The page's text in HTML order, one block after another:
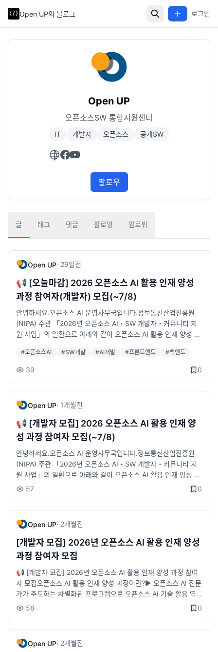
Open UP의 블로그 로그인
Open UP
오픈소스SW 통합지원센터
IT 개발자 오픈소스 공개SW
팔로우
글 태그 댓글 팔로잉 팔로워
Open UP· 29일전
📢 [오늘마감] 2026 오픈소스 AI 활용 인재 양성
과정 참여자(개발자) 모집(~7/8)
안녕하세요.오픈소스 AI 운영사무국입니다.정보통신산업진흥원
(NIPA) 주관 「2026년 오픈소스 AI・SW 개발자・커뮤니티 지
원 사업」의 일환으로 아래와 같이 오픈소스 AI 활용 인재 양성 과
오픈소스 AI 활용 인재 양성 과정이란?▶ 오픈소스 AI 전문가 주도
멘토링&amp;코드리뷰를 통해 경량LLM, Hermes, AI Agent 등
기간 : ~ 2026년 7월 8일(수)까지✨ 지원자격- 지원자격 : 현재
AI·SW 기업에 재직 중인 개발자(프리랜서 포함 / 경력이 있는 휴
직 중인 개발자 가능)🎁 사업 참여 혜택✔️ 교육비 무료✔️ AI 개발
도구 및 API 토큰 활용비 최대 20만원 지원※ 풀스택(14주) 과정
최대 20만원 / 특화형(7주) 과정 최대 15만원※ 수료자에 한해 1회
지원※ 지원 금액은 변동될 수 있음✔️ 공통교육 VOD 제공✔️ 오픈
소스 AI 활용 프로젝트 수행 지원✔️ 오픈소스 AI 전문가 멘토링 및
코드리뷰✔️ 온·오프라인 개발 협업 공간 지원🚀 신청 방법👉 참
여자 모집 공고 바로가기 : https://www.oss.kr/pages/10/454
1👉 풀스택 과정 신청 바로가기 : https://forms.gle/QVF75t6U
까지 신청 부탁드립니다.※ 상기 내용 및 일정은 내부 사정에 따라
변경될 수 있습니다.📍 문의처- 오픈소스 AI 운영사무국· 전화) 0
2-6241-6511· 메일) ai@oss.kr· 카톡) http://pf.kakao.com/_
dquXX오픈소스 AI 기술을 실무에 적용하고 싶다면 지금 바로 신
청하세요!✨
#오픈소스AI #SW개발 #AI개발 #프론트엔드 #백엔드
39 0
Open UP· 1개월전
📢 [개발자 모집] 2026 오픈소스 AI 활용 인재 양
성 과정 참여자 모집(~7/8)
안녕하세요.오픈소스 AI 운영사무국입니다.정보통신산업진흥원
(NIPA) 주관 「2026년 오픈소스 AI・SW 개발자・커뮤니티 지
원 사업」의 일환으로 아래와 같이 오픈소스 AI 활용 인재 양성 과
정 참여자(개발자)를 모집하오니, 많은 관심과 신청 부탁드립니다.
화하고, 현업에 성공적으로 적용하는 것을 목표로, 전문가 멘토링
을 통해 오픈소스 AI 기술을 활용하여 서비스 구현과 프로젝트 결
과물을 도출하는 실무적용형 과정입니다!오픈소스 AI 기술 활용
역량 강화부터 실제 서비스 개발 프로젝트와 최상위 전문가 멘토
링까지 한 번에 경험할 수 있는 기회!오픈소스 AI 프로젝트 수행과
전문가 멘토링을 통해 AI 서비스 개발 역량을 한 단계 높여보세요!
🚀🚀✅ 모집 기간- 모집기간 : ~ 2026년 7월 8일(수)까지✨ 지
원자격- 지원자격 : 현재 AI·SW 기업에 재직 중인 개발자(프리랜
서 포함 / 경력이 있는 휴직 중인 개발자 가능)🎁 사업 참여 혜택
✔️ 교육비 무료 ✔️ AI 개발 도구 및 API 토큰 활용비 최대 20만원
✔️ 공통교육 VOD 제공 ✔️ 오픈소스 AI 활용 프로젝트 수행 지원
57 0
Open UP· 2개월전
[개발자 모집] 2026년 오픈소스 AI 활용 인재 양성
과정 참여자 모집
📢 [개발자 모집] 2026년 오픈소스 AI 활용 인재 양성 과정 참여
자 모집오픈소스 AI 활용 인재 양성 과정이란?▶ 오픈소스 AI 전문
가가 주도하는 차별화된 프로그램으로 오픈소스 AI 기술 활용 역
량을 강화하고, 현업에 성공적으로 적용하는 것을 목표로, 전문가
활용 역량 강화부터 실제 서비스 개발 프로젝트와 최상위 전문가
멘토링까지 한 번에 경험할 수 있는 기회!오픈소스 AI 프로젝트 수
58 0
Open UP· 2개월전